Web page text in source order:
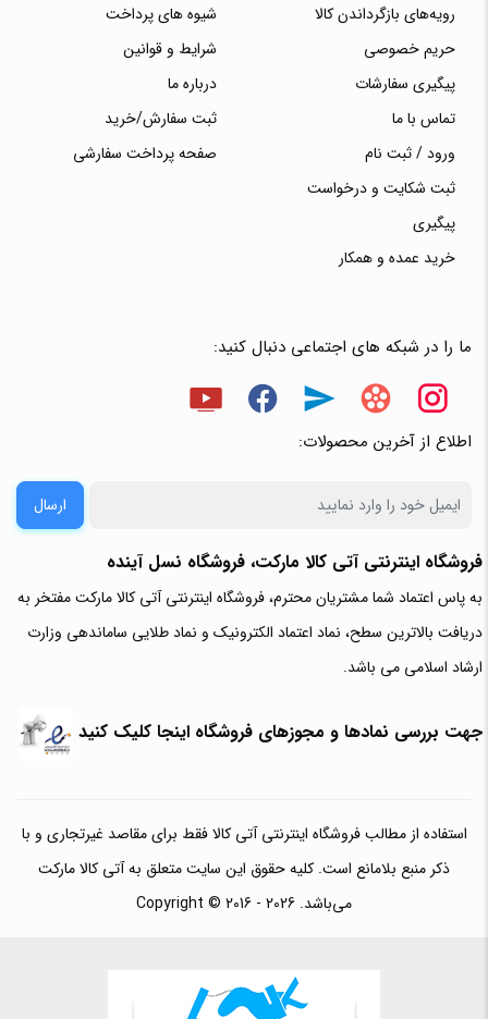
رویه‌های بازگرداندن کالا
حریم خصوصی
پیگیری سفارشات
تماس با ما
ورود / ثبت نام
ثبت شکایت و درخواست
پیگیری
خرید عمده و همکار
شیوه های پرداخت
شرایط و قوانین
درباره ما
ثبت سفارش/خرید
صفحه پرداخت سفارشی
ما را در شبکه های اجتماعی دنبال کنید:
اطلاع از آخرین محصولات:
ارسال
فروشگاه اینترنتی آتی‌ کالا مارکت، فروشگاه نسل آینده
به پاس اعتماد شما مشتریان محترم، فروشگاه اینترنتی آتی کالا مارکت مفتخر به
دریافت بالاترین سطح، نماد اعتماد الکترونیک و نماد طلایی ساماندهی وزارت
ارشاد اسلامی می باشد.
جهت بررسی نمادها و مجوزهای فروشگاه اینجا کلیک کنید
استفاده از مطالب فروشگاه اینترنتی آتی کالا فقط برای مقاصد غیرتجاری و با
ذکر منبع بلامانع است. کلیه حقوق این سایت متعلق به آتی کالا مارکت
می‌باشد. Copyright © 2016 - 2026